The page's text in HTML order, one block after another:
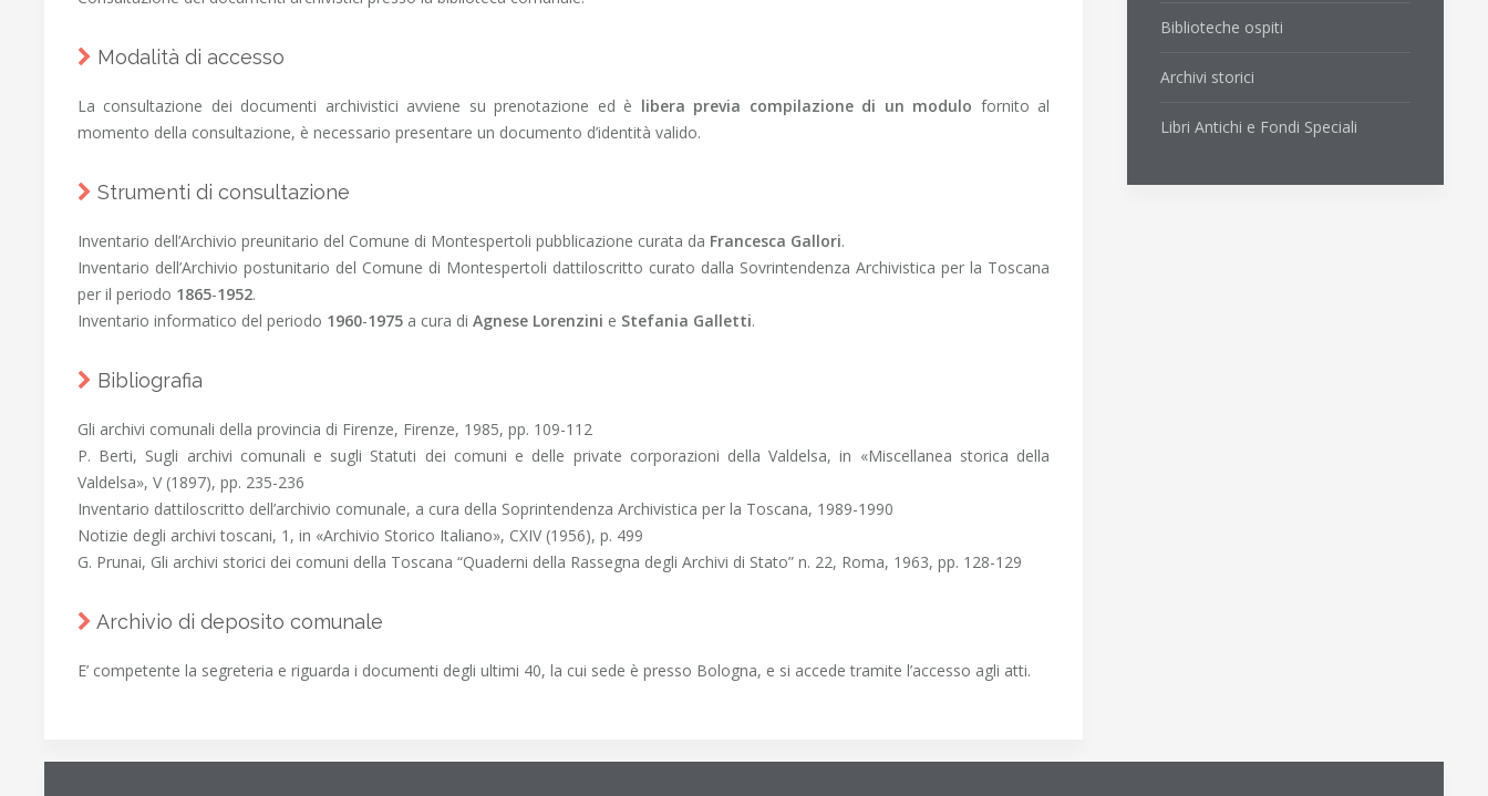
Modalità di accesso
La consultazione dei documenti archivistici avviene su prenotazione ed è libera previa compilazione di un modulo fornito al
momento della consultazione, è necessario presentare un documento d’identità valido.
Strumenti di consultazione
Inventario dell’Archivio preunitario del Comune di Montespertoli pubblicazione curata da Francesca Gallori.
Inventario dell’Archivio postunitario del Comune di Montespertoli dattiloscritto curato dalla Sovrintendenza Archivistica per la Toscana
per il periodo 1865-1952.
Inventario informatico del periodo 1960-1975 a cura di Agnese Lorenzini e Stefania Galletti.
Bibliografia
Gli archivi comunali della provincia di Firenze, Firenze, 1985, pp. 109-112
P. Berti, Sugli archivi comunali e sugli Statuti dei comuni e delle private corporazioni della Valdelsa, in «Miscellanea storica della
Valdelsa», V (1897), pp. 235-236
Inventario dattiloscritto dell’archivio comunale, a cura della Soprintendenza Archivistica per la Toscana, 1989-1990
Notizie degli archivi toscani, 1, in «Archivio Storico Italiano», CXIV (1956), p. 499
G. Prunai, Gli archivi storici dei comuni della Toscana “Quaderni della Rassegna degli Archivi di Stato” n. 22, Roma, 1963, pp. 128-129
Archivio di deposito comunale
E’ competente la segreteria e riguarda i documenti degli ultimi 40, la cui sede è presso Bologna, e si accede tramite l’accesso agli atti.
Biblioteche ospiti
Archivi storici
Libri Antichi e Fondi Speciali